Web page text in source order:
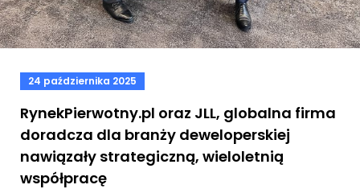
24 października 2025
RynekPierwotny.pl oraz JLL, globalna firma
doradcza dla branży deweloperskiej
nawiązały strategiczną, wieloletnią
współpracę